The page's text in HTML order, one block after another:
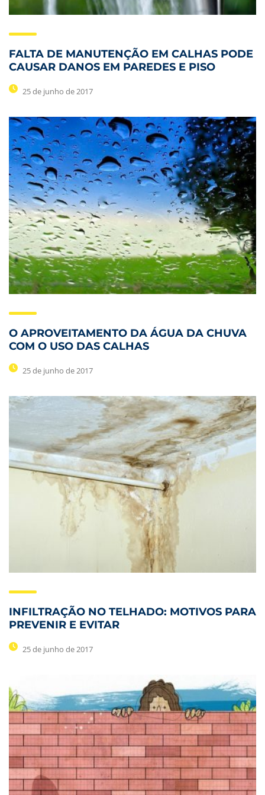
FALTA DE MANUTENÇÃO EM CALHAS PODE
CAUSAR DANOS EM PAREDES E PISO
25 de junho de 2017
O APROVEITAMENTO DA ÁGUA DA CHUVA
COM O USO DAS CALHAS
25 de junho de 2017
INFILTRAÇÃO NO TELHADO: MOTIVOS PARA
PREVENIR E EVITAR
25 de junho de 2017